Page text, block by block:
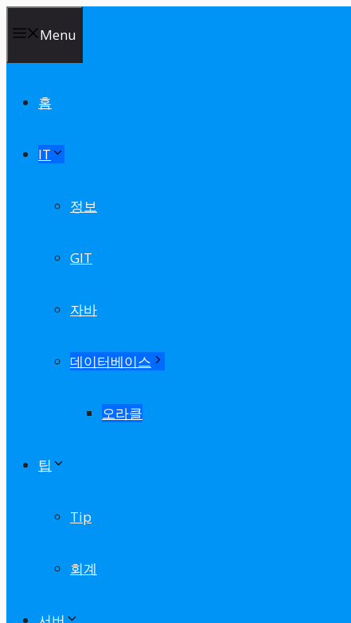
Menu
홈
IT
정보
GIT
자바
데이터베이스
오라클
팁
Tip
회계